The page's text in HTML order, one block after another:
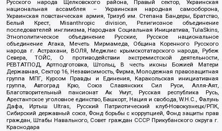
Русского народа Щелковского района, Правый сектор, Украинская
национальная ассамблея – Украинская народная самооборона,
Украинская повстанческая армия, Тризуб им. Степана Бандеры, Братство,
Белый Крест, Misanthropic division, Религиозное объединение
последователей инглиизма, Народная Социальная Инициатива, TulaSkins,
Этнополитическое объединение Русские, Русское национальное
объединение Атака, Мечеть Мирмамеда, Община Коренного Русского
народа г. Астрахани, ВОЛЯ, Меджлис крымскотатарского народа, Рубеж
Севера, ТОЙС, О противодействии экстремистской деятельности,
РЕВТАТПОД, Артподготовка, Штольц, В честь иконы Божией Матери
Державная, Сектор 16, Независимость, Фирма, Молодежная правозащитная
группа МПГ, Курсом Правды и Единения, Каракольская инициативная
группа, Автоград Крю, Союз Славянских Сил Руси, Алля-Аят,
Благотворительный пансионат Ак Умут, Русская республика Русь,
Арестантское уголовное единство, Башкорт, Нация и свобода, W.H.С., Фалунь
Дафа, Иртыш Ultras, Русский Патриотический клуб-Новокузнецк/РПК,
Сибирский державный союз, Фонд борьбы с коррупцией, Фонд защиты прав
граждан, Штабы Навального, Совет граждан СССР Прикубанского округа г.
Краснодара